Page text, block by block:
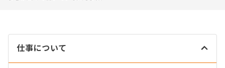
仕事について